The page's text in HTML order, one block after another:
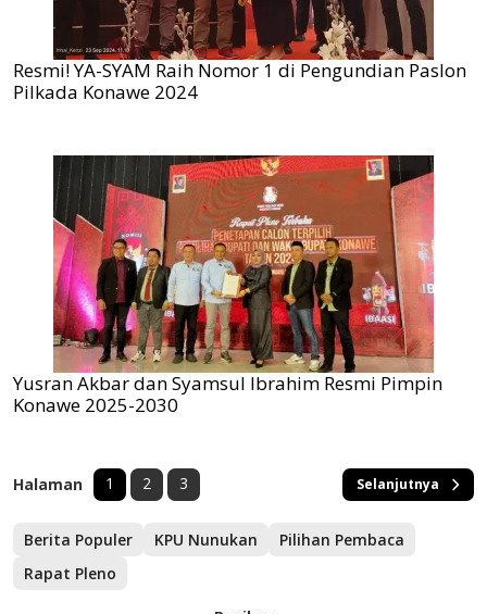
Resmi! YA-SYAM Raih Nomor 1 di Pengundian Paslon
Pilkada Konawe 2024
Yusran Akbar dan Syamsul Ibrahim Resmi Pimpin
Konawe 2025-2030
Halaman 1 2 3 Selanjutnya
Berita Populer KPU Nunukan
Pilihan Pembaca
Rapat Pleno